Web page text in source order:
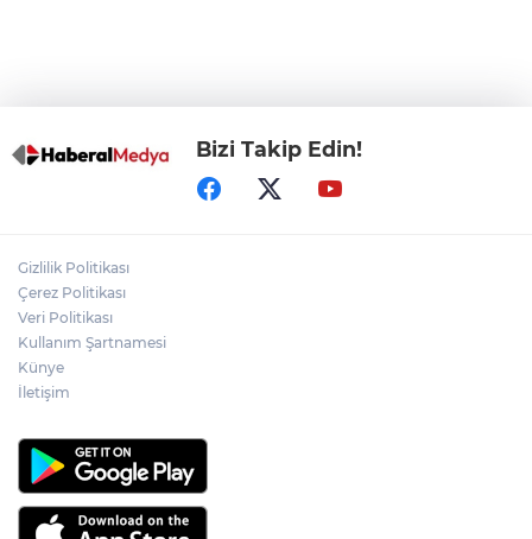
Bizi Takip Edin!
Gizlilik Politikası
Çerez Politikası
Veri Politikası
Kullanım Şartnamesi
Künye
İletişim